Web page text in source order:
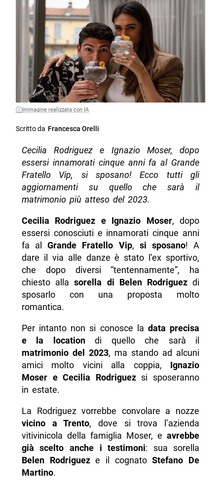
Immagine realizzata con IA
Scritto da Francesca Orelli
Cecilia Rodriguez e Ignazio Moser, dopo
essersi innamorati cinque anni fa al Grande
Fratello Vip, si sposano! Ecco tutti gli
aggiornamenti su quello che sarà il
matrimonio più atteso del 2023.
Cecilia Rodriguez e Ignazio Moser, dopo
essersi conosciuti e innamorati cinque anni
fa alGrande Fratello Vip, si sposano! A
dare il via alle danze è stato l’ex sportivo,
che dopo diversi “tentennamente”, ha
chiesto allasorella di Belen Rodriguezdi
sposarlo con una proposta molto
romantica.
Per intanto non si conosce la data precisa
e la locationdi quello che sarà il
matrimonio del 2023, ma stando ad alcuni
amici molto vicini alla coppia, Ignazio
Moser e Cecilia Rodriguezsi sposeranno
in estate.
La Rodriguez vorrebbe convolare a nozze
vicino a Trento, dove si trova l’azienda
vitivinicola della famiglia Moser, eavrebbe
già scelto anche i testimoni: sua sorella
Belen Rodrigueze il cognatoStefano De
Martino.